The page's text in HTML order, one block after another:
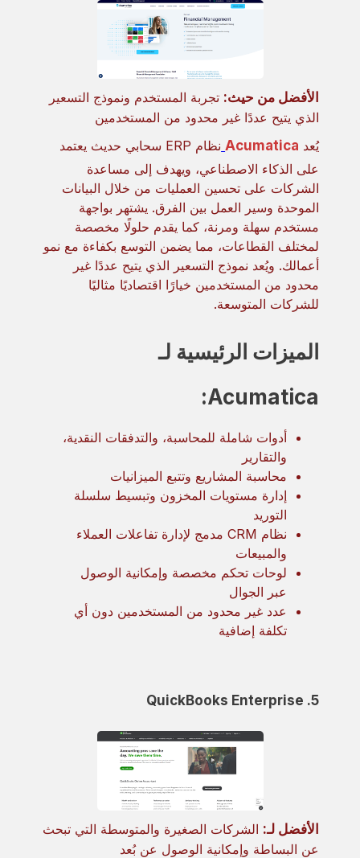
الأفضل من حيث: تجربة المستخدم ونموذج التسعير
الذي يتيح عددًا غير محدود من المستخدمين
يُعد Acumatica
نظام ERP سحابي حديث يعتمد
على الذكاء الاصطناعي، ويهدف إلى مساعدة
الشركات على تحسين العمليات من خلال البيانات
الموحدة وسير العمل بين الفرق. يشتهر بواجهة
مستخدم سهلة ومرنة، كما يقدم حلولًا مخصصة
لمختلف القطاعات، مما يضمن التوسع بكفاءة مع نمو
أعمالك. ويُعد نموذج التسعير الذي يتيح عددًا غير
محدود من المستخدمين خيارًا اقتصاديًا مثاليًا
للشركات المتوسعة.
الميزات الرئيسية لـ
Acumatica:
أدوات شاملة للمحاسبة، والتدفقات النقدية،
والتقارير
محاسبة المشاريع وتتبع الميزانيات
إدارة مستويات المخزون وتبسيط سلسلة
التوريد
نظام CRM مدمج لإدارة تفاعلات العملاء
والمبيعات
لوحات تحكم مخصصة وإمكانية الوصول
عبر الجوال
عدد غير محدود من المستخدمين دون أي
تكلفة إضافية
5. QuickBooks Enterprise
الأفضل لـ: الشركات الصغيرة والمتوسطة التي تبحث
عن البساطة وإمكانية الوصول عن بُعد